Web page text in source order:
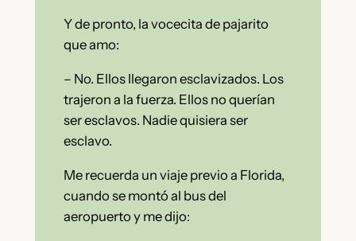
Y de pronto, la vocecita de pajarito
que amo:
– No. Ellos llegaron esclavizados. Los
trajeron a la fuerza. Ellos no querían
ser esclavos. Nadie quisiera ser
esclavo.
Me recuerda un viaje previo a Florida,
cuando se montó al bus del
aeropuerto y me dijo: